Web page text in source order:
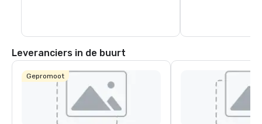
Leveranciers in de buurt
Gepromoot